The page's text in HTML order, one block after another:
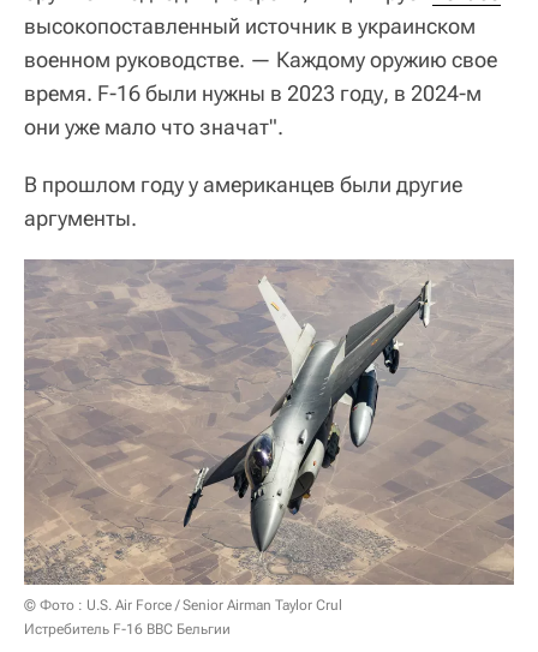
высокопоставленный источник в украинском
военном руководстве. — Каждому оружию свое
время. F-16 были нужны в 2023 году, в 2024-м
они уже мало что значат".
В прошлом году у американцев были другие
аргументы.
© Фото : U.S. Air Force / Senior Airman Taylor Crul
Истребитель F-16 ВВС Бельгии